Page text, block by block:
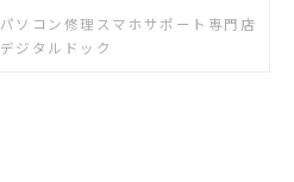
ン。パソコン修理のお持込はご予約
不要、修理以外にもセッティングや
パソコン修理スマホサポート専門店
デジタルドック